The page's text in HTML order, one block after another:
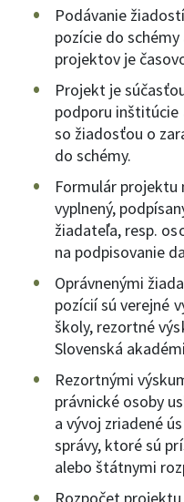
Podávanie
pozície do
projektov je
Projekt je
podporu inštitúcie
so žiadosťou o
do schémy.
Formulár projektu
vyplnený,
žiadateľa, resp.
na podpisovanie
Oprávnenými
pozícií sú verejné
školy, rezortné
Slovenská
Rezortnými
právnické osoby
a vývoj zriadené
správy, ktoré sú
alebo štátnymi